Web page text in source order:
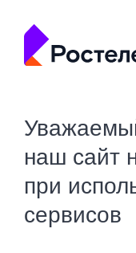
наш сайт
при
сервисов